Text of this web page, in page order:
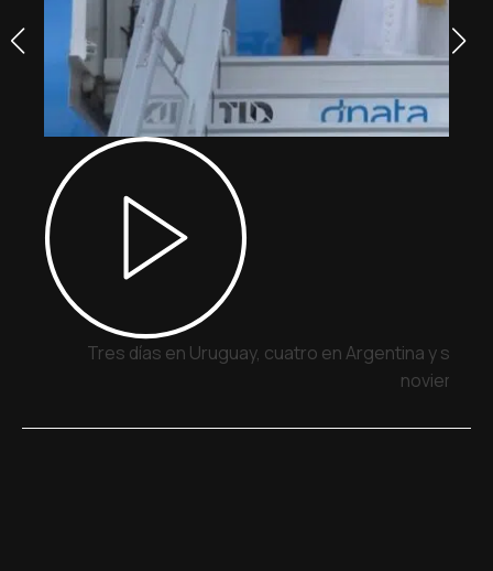
Tres días en Uruguay, cuatro en Argentina y siete
noviembre